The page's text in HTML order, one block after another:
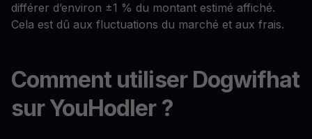
différer d’environ ±1 % du montant estimé affiché.
Cela est dû aux fluctuations du marché et aux frais.
Comment utiliser Dogwifhat
sur YouHodler ?